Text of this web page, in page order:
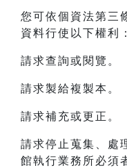
您可依個資法第三
資料行使以下權利：
請求查詢或閱覽。
請求製給複製本。
請求補充或更正。
請求停止蒐集、處
館執行業務所必須